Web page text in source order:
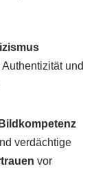
und
Bildkompetenz
verdächtige
vor